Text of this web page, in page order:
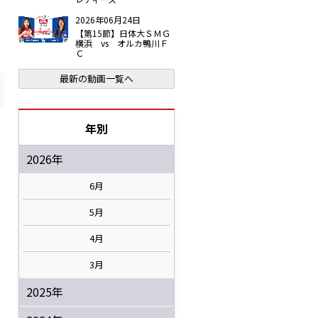
2026年06月24日
【第15節】日体大ＳＭＧ
横浜 vs オルカ鴨川Ｆ
Ｃ
最新の動画一覧へ
年別
2026年
6月
5月
4月
3月
2025年